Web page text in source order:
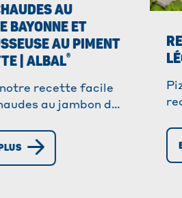
AU
BAYONNE ET
AU PIMENT
| ALBAL®
notre recette facile
au jambon de
impressionner vos